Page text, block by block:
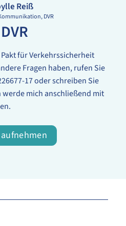
Reiß
DVR
für Verkehrssicherheit
Fragen haben, rufen Sie
17 oder schreiben Sie
werde mich anschließend mit